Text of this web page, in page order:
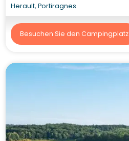
Herault, Portiragnes
Besuchen Sie den Campingplatz